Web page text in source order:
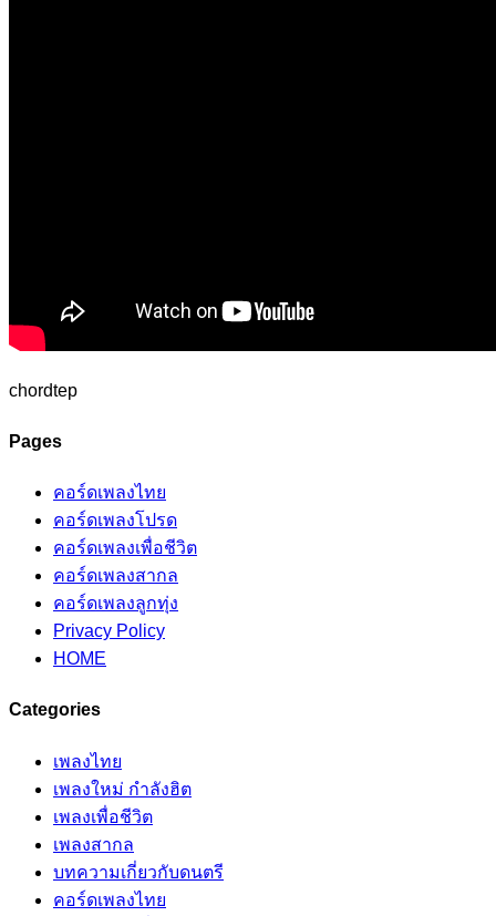
chordtep
Pages
คอร์ดเพลงไทย
คอร์ดเพลงโปรด
คอร์ดเพลงเพื่อชีวิต
คอร์ดเพลงสากล
คอร์ดเพลงลูกทุ่ง
Privacy Policy
HOME
Categories
เพลงไทย
เพลงใหม่ กำลังฮิต
เพลงเพื่อชีวิต
เพลงสากล
บทความเกี่ยวกับดนตรี
คอร์ดเพลงไทย